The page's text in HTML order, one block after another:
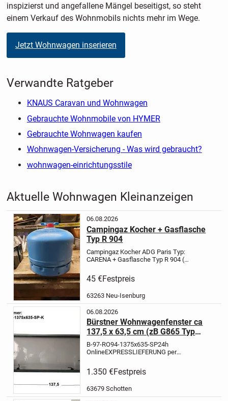
inspizierst und angefallene Mängel beseitigst, so steht
einem Verkauf des Wohnmobils nichts mehr im Wege.
Jetzt Wohnwagen inserieren
Verwandte Ratgeber
KNAUS Caravan und Wohnwagen
Gebrauchte Wohnmobile von HYMER
Gebrauchte Wohnwagen kaufen
Wohnwagen-Versicherung - Was wird gebraucht?
wohnwagen-einrichtungsstile
Aktuelle Wohnwagen Kleinanzeigen
06.08.2026
Campingaz Kocher + Gasflasche
Typ R 904
Campingaz Kocher ADG Paris Typ:
CARENA + Gasflasche Typ R 904 (
Nur Komplettverkauf !
in 63263 Neu- Isenburg
45 €Festpreis
63263 Neu-Isenburg
06.08.2026
Bürstner Wohnwagenfenster ca
137,5 x 63,5 cm (zB G865 Typ
5361 Bürstner Amara BJ97)
Roxite 94 D399 9701 gebraucht,
B-97-RO94-1375x635-SP24h
OnlineEXPRESSLIEFERUNG per
muß für 0,99 EUR pro km
möglich Artikelbeschreibung: Bürstner
cm (zB G865...
1.350 €Festpreis
63679 Schotten